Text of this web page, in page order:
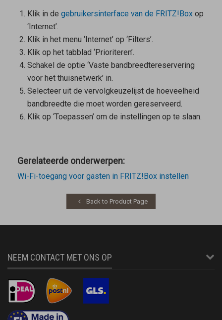
Klik in de gebruikersinterface van de FRITZ!Boxop
‘Internet’.
Klik in het menu ‘Internet’ op ‘Filters’.
Klik op het tabblad ‘Prioriteren’.
Schakel de optie ‘Vaste bandbreedtereservering
voor het thuisnetwerk’ in.
Selecteer uit de vervolgkeuzelijst de hoeveelheid
bandbreedte die moet worden gereserveerd.
Klik op ‘Toepassen’ om de instellingen op te slaan.
Gerelateerde onderwerpen:
Wi-Fi-toegang voor gasten in FRITZ!Box instellen
Back to Product Page
NEEM CONTACT MET ONS OP